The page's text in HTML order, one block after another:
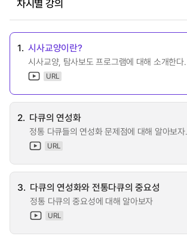
1. 시사교양이란?
시사교양, 탐사보도 프로그램에 대해 소개한다.
URL
2. 다큐의 연성화
정통 다큐들의 연성화 문제점에 대해 알아보자.
URL
3. 다큐의 연성화와 전통다큐의 중요성
정통 다큐의 중요성에 대해 알아보자
URL